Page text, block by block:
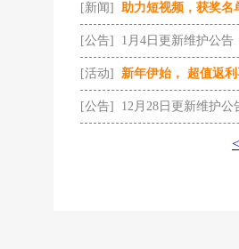
[新闻] 助力短视频，获奖名
[公告] 1月4日更新维护公告
[活动] 新年伊始， 超值返
[公告] 12月28日更新维护公
<